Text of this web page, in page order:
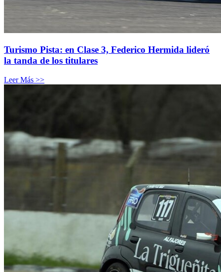
Turismo Pista: en Clase 3, Federico Hermida lideró
la tanda de los titulares
Leer Más >>